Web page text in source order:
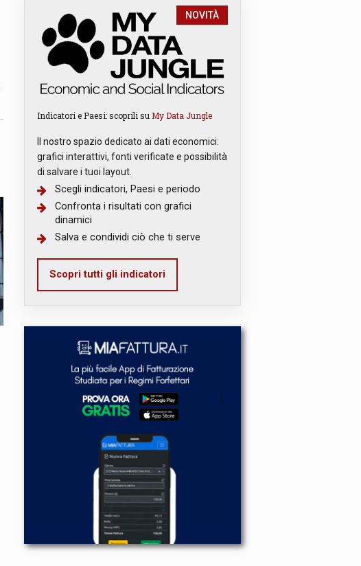
NOVITÀ
Indicatori e Paesi: scoprili su My Data Jungle
Il nostro spazio dedicato ai dati economici:
grafici interattivi, fonti verificate e possibilità
di salvare i tuoi layout.
Scegli indicatori, Paesi e periodo
Confronta i risultati con grafici
dinamici
Salva e condividi ciò che ti serve
Scopri tutti gli indicatori